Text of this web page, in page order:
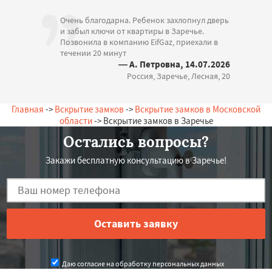
Очень благодарна. Ребенок захлопнул дверь
и забыл ключи от квартиры в Заречье.
Позвонила в компанию EifGaz, приехали в
течении 20 минут
— А. Петровна, 14.07.2026
Россия, Заречье, Лесная, 20
Главная -> Вскрытие замков -> Вскрытие замков в Московской
области-> Вскрытие замков в Заречье
Остались вопросы?
Закажи бесплатную консультацию в Заречье!
Даю согласие на обработку персональных данных